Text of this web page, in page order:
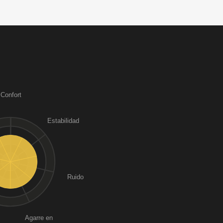
Confort
Estabilidad
Ruido
Agarre en